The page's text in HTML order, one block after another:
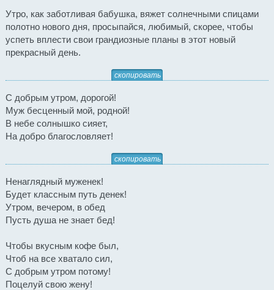
Утро, как заботливая бабушка, вяжет солнечными спицами
полотно нового дня, просыпайся, любимый, скорее, чтобы
успеть вплести свои грандиозные планы в этот новый
прекрасный день.
скопировать
С добрым утром, дорогой!
Муж бесценный мой, родной!
В небе солнышко сияет,
На добро благословляет!
скопировать
Ненаглядный муженек!
Будет классным путь денек!
Утром, вечером, в обед
Пусть душа не знает бед!
Чтобы вкусным кофе был,
Чтоб на все хватало сил,
С добрым утром потому!
Поцелуй свою жену!